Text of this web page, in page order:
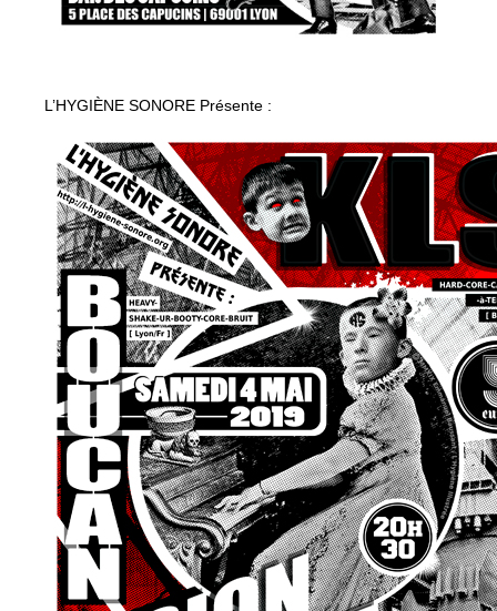
L’HYGIÈNE SONORE Présente :